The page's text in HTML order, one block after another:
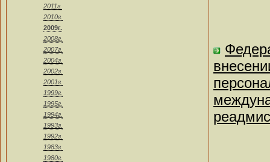
2011г.
2010г.
2009г.
2008г.
2007г.
2004г.
2002г.
2001г.
1999г.
1995г.
1994г.
1993г.
1992г.
1983г.
1980г.